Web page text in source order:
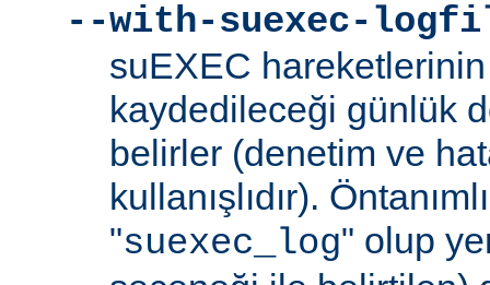
--with-suexec-
suEXEC hareketlerinin
kaydedileceği günlük
belirler (denetim ve
kullanışlıdır).
"suexec_log" olup